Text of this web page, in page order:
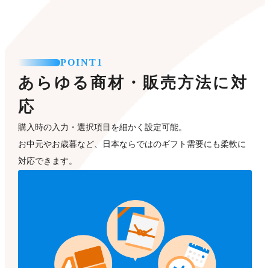
POINT1
あらゆる商材・販売方法に対
応
購入時の入力・選択項目を細かく設定可能。
お中元やお歳暮など、日本ならではのギフト需要にも柔軟に
対応できます。